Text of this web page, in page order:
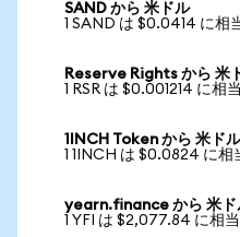
SAND から 米ドル
1 SAND は $0.0414 に相
Reserve Rights から 米
1 RSR は $0.001214 に相当
1INCH Token から 米ドル
1 1INCH は $0.0824 に相
yearn.finance から 米ド
1 YFI は $2,077.84 に相当